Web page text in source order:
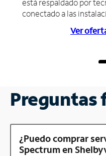
está respaldado por
conectado a las
Ver
Preguntas
¿Puedo comprar
Spectrum en